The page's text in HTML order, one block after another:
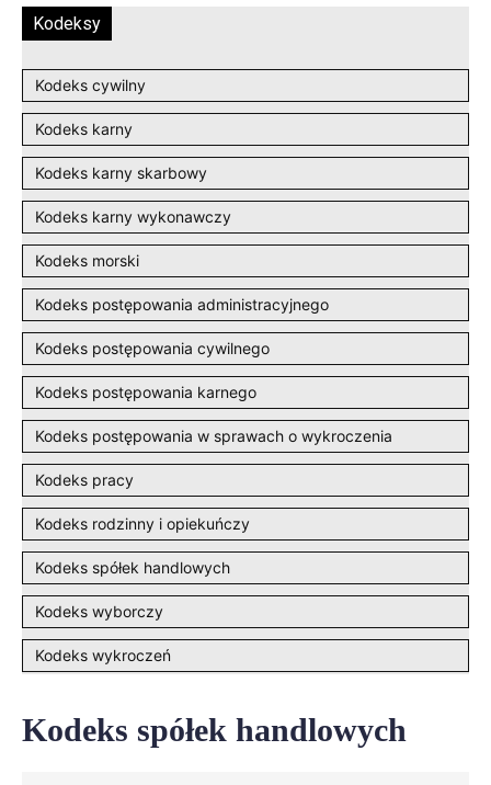
Kodeksy
Kodeks cywilny
Kodeks karny
Kodeks karny skarbowy
Kodeks karny wykonawczy
Kodeks morski
Kodeks postępowania administracyjnego
Kodeks postępowania cywilnego
Kodeks postępowania karnego
Kodeks postępowania w sprawach o wykroczenia
Kodeks pracy
Kodeks rodzinny i opiekuńczy
Kodeks spółek handlowych
Kodeks wyborczy
Kodeks wykroczeń
Kodeks spółek handlowych